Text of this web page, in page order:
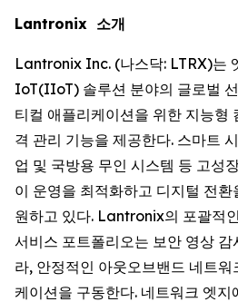
Lantronix 소개
Lantronix Inc. (나스닥: LTRX)는
IoT(IIoT) 솔루션 분야의 글로벌
티컬 애플리케이션을 위한 지능형
격 관리 기능을 제공한다. 스마트
업 및 국방용 무인 시스템 등 고성
이 운영을 최적화하고 디지털 전
원하고 있다. Lantronix의 포괄적
서비스 포트폴리오는 보안 영상
라, 안정적인 아웃오브밴드 네트
케이션을 구동한다. 네트워크 엣